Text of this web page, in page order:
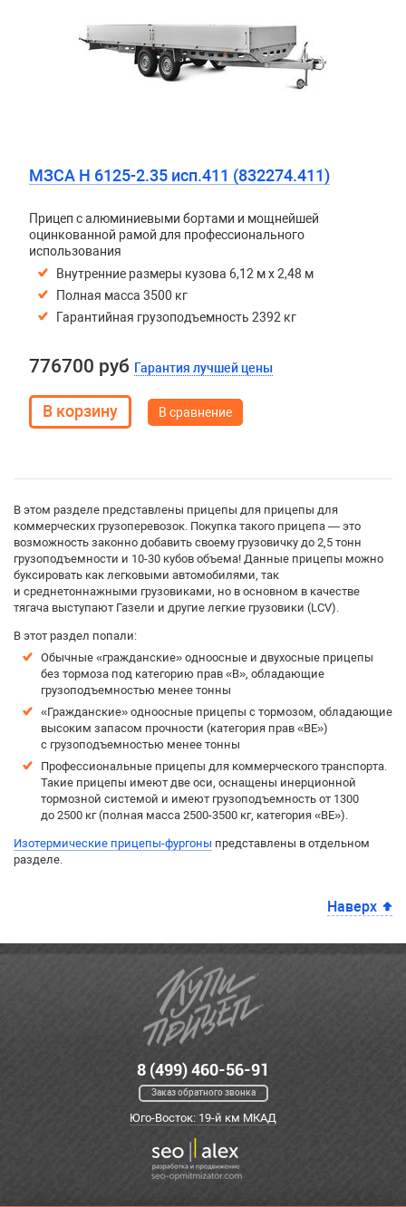
МЗСА H 6125-2.35 исп.411 (832274.411)
Прицеп с алюминиевыми бортами и мощнейшей
оцинкованной рамой для профессионального
использования
Внутренние размеры кузова 6,12 м х 2,48 м
Полная масса 3500 кг
Гарантийная грузоподъемность 2392 кг
776700 руб Гарантия лучшей цены
В сравнение
В этом разделе представлены прицепы для прицепы для
коммерческих грузоперевозок. Покупка такого прицепа — это
возможность законно добавить своему грузовичку до 2,5 тонн
грузоподъемности и 10-30 кубов объема! Данные прицепы можно
буксировать как легковыми автомобилями, так
и среднетоннажными грузовиками, но в основном в качестве
тягача выступают Газели и другие легкие грузовики (LCV).
В этот раздел попали:
Обычные «гражданские» одноосные и двухосные прицепы
без тормоза под категорию прав «B», обладающие
грузоподъемностью менее тонны
«Гражданские» одноосные прицепы с тормозом, обладающие
высоким запасом прочности (категория прав «BE»)
с грузоподъемностью менее тонны
Профессиональные прицепы для коммерческого транспорта.
Такие прицепы имеют две оси, оснащены инерционной
тормозной системой и имеют грузоподъемность от 1300
до 2500 кг (полная масса 2500-3500 кг, категория «BE»).
Изотермические прицепы-фургоны представлены в отдельном
разделе.
Наверх
8 (499) 460-56-91
Заказ обратного звонка
Юго-Восток: 19-й км МКАД